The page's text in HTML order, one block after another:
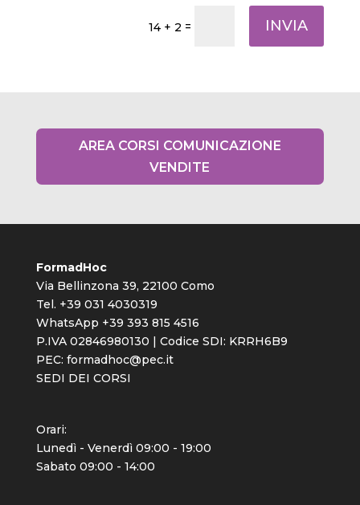
14 + 2 = INVIA
AREA CORSI COMUNICAZIONE
VENDITE
FormadHoc
Via Bellinzona 39, 22100 Como
Tel. +39 031 4030319
WhatsApp +39 393 815 4516
P.IVA 02846980130 | Codice SDI: KRRH6B9
PEC: formadhoc@pec.it
SEDI DEI CORSI
Orari:
Lunedì - Venerdì 09:00 - 19:00
Sabato 09:00 - 14:00